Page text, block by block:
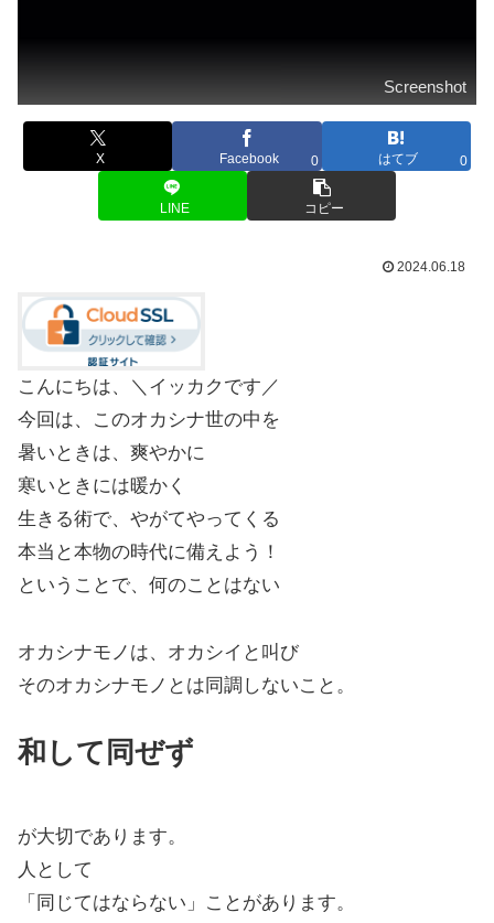
Screenshot
X Facebook 0 はてブ 0
LINE コピー
2024.06.18
こんにちは、＼イッカクです／
今回は、このオカシナ世の中を
暑いときは、爽やかに
寒いときには暖かく
生きる術で、やがてやってくる
本当と本物の時代に備えよう！
ということで、何のことはない
オカシナモノは、オカシイと叫び
そのオカシナモノとは同調しないこと。
和して同ぜず
が大切であります。
人として
「同じてはならない」ことがあります。